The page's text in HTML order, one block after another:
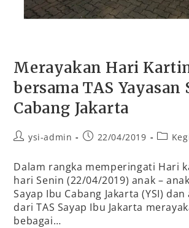
Merayakan Hari
bersama TAS Yayasan
Cabang Jakarta
ysi-admin 22/04/2019
Dalam rangka memperingati Hari
hari Senin (22/04/2019) anak –
Sayap Ibu Cabang Jakarta (YSI) dan
dari TAS Sayap Ibu Jakarta
bebagai…